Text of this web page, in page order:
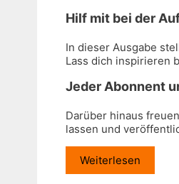
Hilf mit bei der
In dieser Ausgabe
Lass dich inspirieren
Jeder Abonnent
Darüber hinaus
lassen und
Weiterlesen